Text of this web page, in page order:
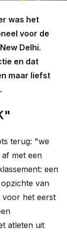
was het
voor de
Delhi.
en dat
maar liefst
terug: "we
met een
een
van
voor het eerst
atleten uit